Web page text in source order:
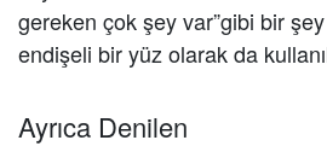
gereken çok şey var”gibi bir
endişeli bir yüz olarak da
Ayrıca Denilen